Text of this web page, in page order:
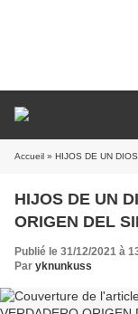
Accueil » HIJOS DE UN DIOS
HIJOS DE UN
ORIGEN DEL
Publié le 31/12/2021 à
Par yknunkuss